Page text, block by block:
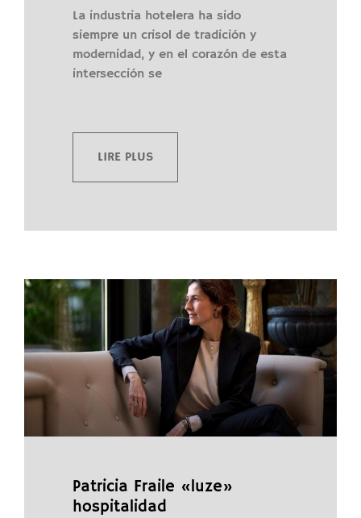
La industria hotelera ha sido
siempre un crisol de tradición y
modernidad, y en el corazón de esta
intersección se
LIRE PLUS
Patricia Fraile «luze»
hospitalidad